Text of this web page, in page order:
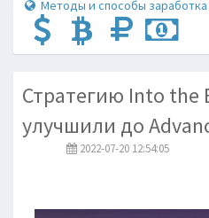
Методы и способы заработка
Стратегию Into the
улучшили до
2022-07-20 12:54:05